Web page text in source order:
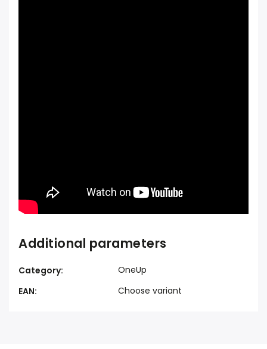
Additional parameters
Category:
OneUp
EAN: Choose variant